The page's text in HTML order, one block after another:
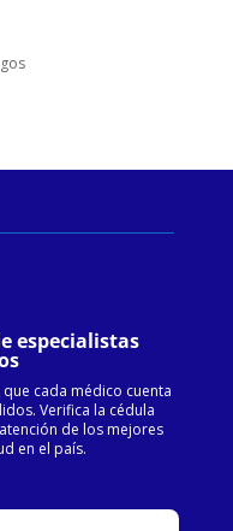
especialistas
cada médico cuenta
Verifica la cédula
de los mejores
en el país.